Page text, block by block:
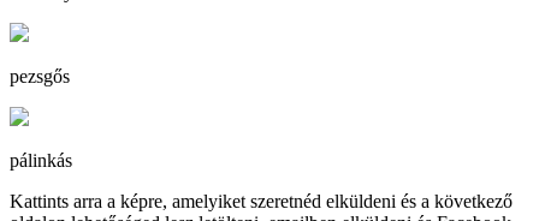
pezsgős
pálinkás
Kattints arra a képre, amelyiket szeretnéd elküldeni és a következő